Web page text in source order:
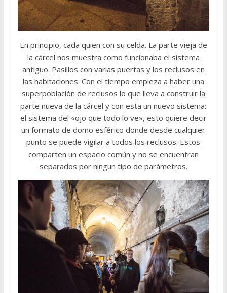
En principio, cada quien con su celda. La parte vieja de
la cárcel nos muestra como funcionaba el sistema
antiguo. Pasillos con varias puertas y los reclusos en
las habitaciones. Con el tiempo empieza a haber una
superpoblación de reclusos lo que lleva a construir la
parte nueva de la cárcel y con esta un nuevo sistema:
el sistema del «ojo que todo lo ve», esto quiere decir
un formato de domo esférico donde desde cualquier
punto se puede vigilar a todos los reclusos. Estos
comparten un espacio común y no se encuentran
separados por ningun tipo de parámetros.